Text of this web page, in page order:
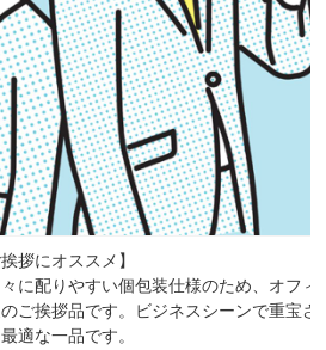
拶にオススメ】
に配りやすい個包装仕様のため、オフィ
ご挨拶品です。ビジネスシーンで重宝さ
適な一品です。